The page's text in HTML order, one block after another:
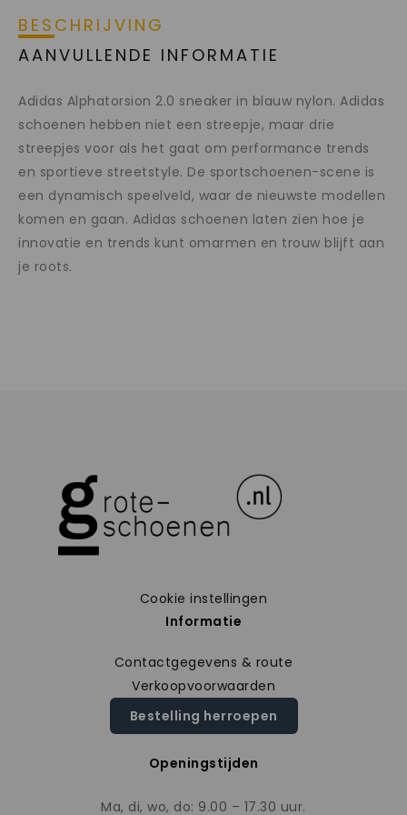
BESCHRIJVING
AANVULLENDE INFORMATIE
Adidas Alphatorsion 2.0 sneaker in blauw nylon. Adidas
schoenen hebben niet een streepje, maar drie
streepjes voor als het gaat om performance trends
en sportieve streetstyle. De sportschoenen-scene is
een dynamisch speelveld, waar de nieuwste modellen
komen en gaan. Adidas schoenen laten zien hoe je
innovatie en trends kunt omarmen en trouw blijft aan
je roots.
Cookie instellingen
Informatie
Contactgegevens & route
Verkoopvoorwaarden
Bestelling herroepen
Openingstijden
Ma, di, wo, do: 9.00 – 17.30 uur.